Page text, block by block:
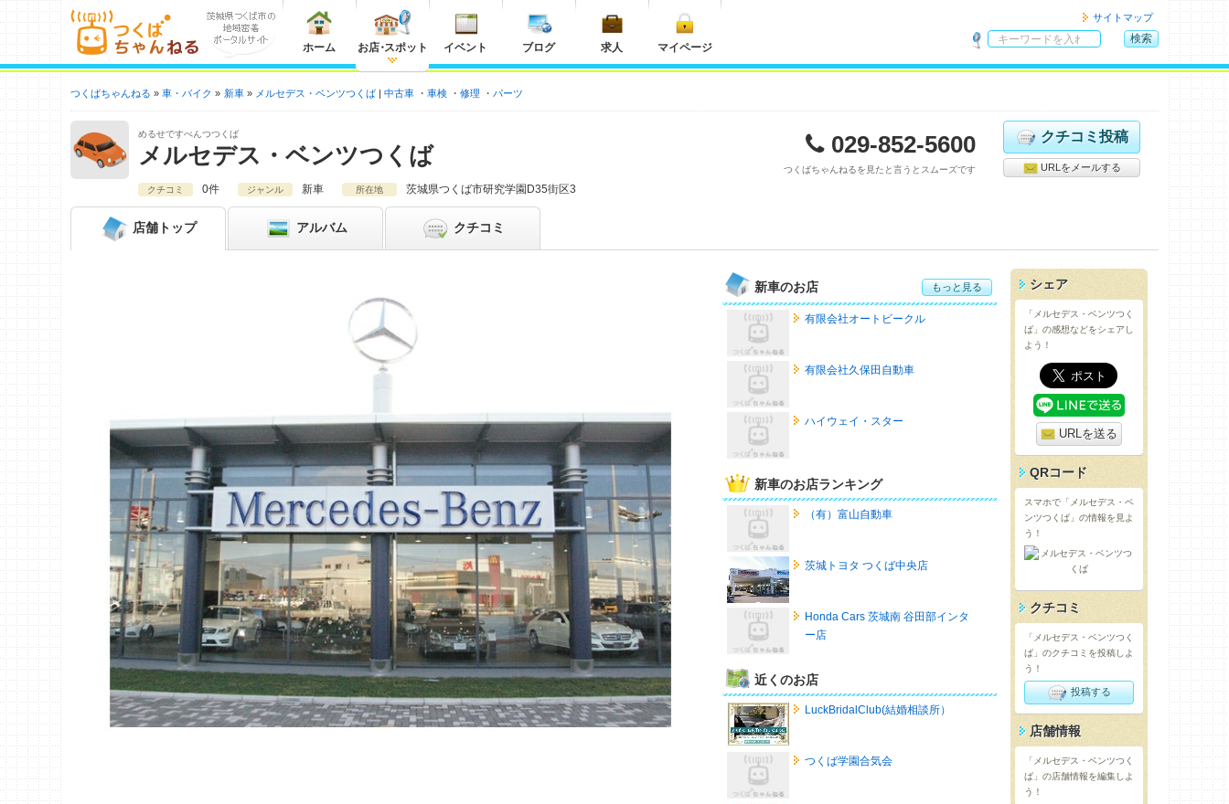
ホーム お店・スポット イベント ブログ 求人 マイページ
サイトマップ
内
索
検索
つくばちゃんねる 車・バイク 新車 メルセデス・ベンツつくば 中古車 車検 修理 パーツ
めるせですべんつつくば
メルセデス・ベンツつくば 029-852-5600
つくばちゃんねるを見たと言うとスムーズです
クチコミ投稿
URLをメールする
クチコミ 0件 ジャンル 新車 所在地 茨城県つくば市研究学園D35街区3
店舗 トップ アルバム クチコミ
新車のお店 もっと見る
有限会社オートビークル
有限会社久保田自動車
ハイウェイ・スター
新車のお店ランキング
（有）富山自動車
茨城トヨタ つくば中央店
Honda Cars 茨城南 谷田部インタ
ー店
近くのお店
LuckBridalClub(結婚相談所）
つくば学園合気会
シェア
「メルセデス・ベンツつく
ば」の感想などをシェアし
よう！
URLを送る
QRコード
スマホで「メルセデス・ベ
ンツつくば」の情報を見よ
う！
クチコミ
「メルセデス・ベンツつく
ば」のクチコミを投稿しよ
う！
投稿する
店舗情報
「メルセデス・ベンツつく
ば」の店舗情報を編集しよ
う！